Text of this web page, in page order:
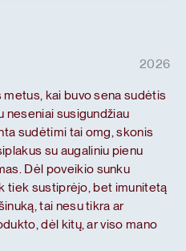
2026
kai buvo sena sudėtis
neseniai susigundžiau
sudėtimi tai omg, skonis
su augaliniu pienu
Dėl poveikio sunku
tiek sustiprėjo, bet imunitetą
tai nesu tikra ar
dėl kitų, ar viso mano